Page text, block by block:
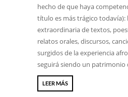
hecho de que haya
título es más trágico todavía):
extraordinaria de textos,
relatos orales, discursos,
surgidos de la experiencia
seguirá siendo un patrimonio
LEER MÁS